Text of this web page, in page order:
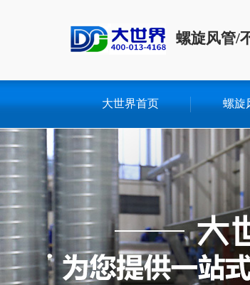
螺旋风管/
大世界首页 螺旋